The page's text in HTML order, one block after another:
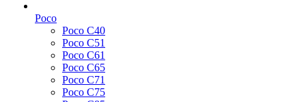
Poco
Poco C40
Poco C51
Poco C61
Poco C65
Poco C71
Poco C75